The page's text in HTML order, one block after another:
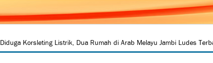
Diduga Korsleting Listrik, Dua Rumah di Arab Melayu Jambi Ludes